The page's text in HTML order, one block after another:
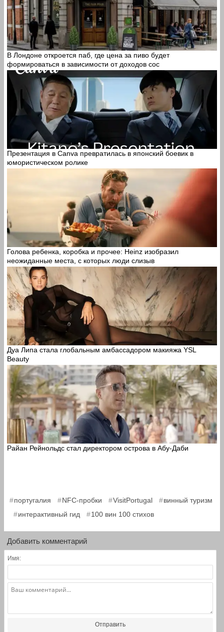
В Лондоне откроется паб, где цена за пиво будет
формироваться в зависимости от доходов сос
Презентация в Canva превратилась в японский боевик в
юмористическом ролике
Голова ребенка, коробка и прочее: Heinz изобразил
неожиданные места, с которых люди слизыв
Дуа Липа стала глобальным амбассадором макияжа YSL
Beauty
Райан Рейнольдс стал директором острова в Абу-Даби
португалия NFC-пробки VisitPortugal винный туризм
интерактивный гид 100 вин 100 стихов
Добавить комментарий
Имя:
Отправить